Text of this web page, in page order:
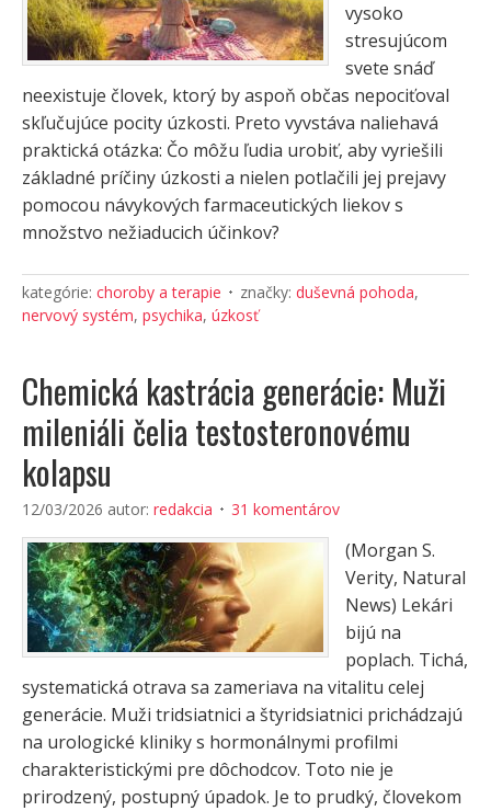
vysoko
stresujúcom
svete snáď
neexistuje človek, ktorý by aspoň občas nepociťoval
skľučujúce pocity úzkosti. Preto vyvstáva naliehavá
praktická otázka: Čo môžu ľudia urobiť, aby vyriešili
základné príčiny úzkosti a nielen potlačili jej prejavy
pomocou návykových farmaceutických liekov s
množstvo nežiaducich účinkov?
kategórie: choroby a terapie značky: duševná pohoda,
nervový systém, psychika, úzkosť
Chemická kastrácia generácie: Muži
mileniáli čelia testosteronovému
kolapsu
12/03/2026 autor: redakcia 31 komentárov
(Morgan S.
Verity, Natural
News) Lekári
bijú na
poplach. Tichá,
systematická otrava sa zameriava na vitalitu celej
generácie. Muži tridsiatnici a štyridsiatnici prichádzajú
na urologické kliniky s hormonálnymi profilmi
charakteristickými pre dôchodcov. Toto nie je
prirodzený, postupný úpadok. Je to prudký, človekom